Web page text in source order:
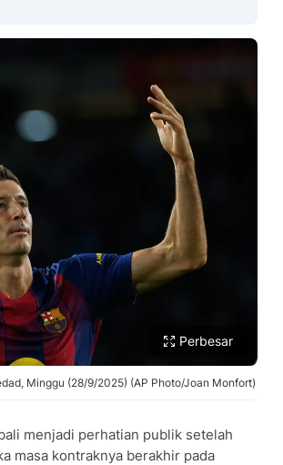
Perbesar
Minggu (28/9/2025) (AP Photo/Joan Monfort)
menjadi perhatian publik setelah
masa kontraknya berakhir pada